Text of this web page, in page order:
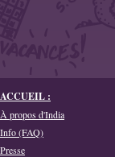
ACCUEIL :
À propos d'India
Info (FAQ)
Presse